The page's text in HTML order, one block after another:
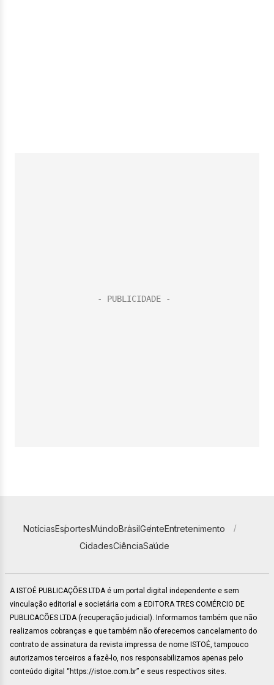
NotíciasEsportesMundoBrasilGenteEntretenimento
CidadesCiênciaSaúde
A ISTOÉ PUBLICAÇÕES LTDA é um portal digital independente e sem
vinculação editorial e societária com a EDITORA TRES COMÉRCIO DE
PUBLICACÕES LTDA (recuperação judicial). Informamos também que não
realizamos cobranças e que também não oferecemos cancelamento do
contrato de assinatura da revista impressa de nome ISTOÉ, tampouco
autorizamos terceiros a fazê-lo, nos responsabilizamos apenas pelo
conteúdo digital “https://istoe.com.br” e seus respectivos sites.